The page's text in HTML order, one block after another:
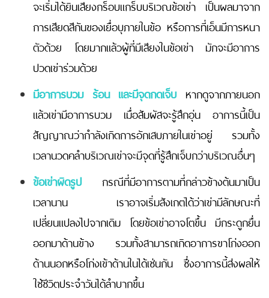
จะเริ่มได้ยินเสียงกร็อบแกร็บบริเวณข้อเข่า เป็นผลมาจาก
การเสียดสีกันของเยื่อบุภายในข้อ หรือการที่เอ็นมีการหนา
ตัวด้วย โดยมากแล้วผู้ที่มีเสียงในข้อเข่า มักจะมีอาการ
ปวดเข่าร่วมด้วย
มีอาการบวม ร้อน และมีจุดกดเจ็บ หากดูจากภายนอก
แล้วเข่ามีอาการบวม เมื่อสัมผัสจะรู้สึกอุ่น อาการนี้เป็น
สัญญาณว่ากำลังเกิดการอักเสบภายในเข่าอยู่ รวมทั้ง
เวลานวดคลำบริเวณเข่าจะมีจุดที่รู้สึกเจ็บกว่าบริเวณอื่นๆ
ข้อเข่าผิดรูป กรณีที่มีอาการตามที่กล่าวข้างต้นมาเป็น
เวลานาน เราอาจเริ่มสังเกตได้ว่าเข่ามีลักษณะที่
เปลี่ยนแปลงไปจากเดิม โดยข้อเข่าอาจโตขึ้น มีกระดูกยื่น
ออกมาด้านข้าง รวมทั้งสามารถเกิดอาการขาโก่งออก
ด้านนอกหรือโก่งเข้าด้านในได้เช่นกัน ซึ่งอาการนี้ส่งผลให้
ใช้ชีวิตประจำวันได้ลำบากขึ้น